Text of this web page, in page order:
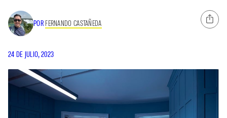
POR FERNANDO CASTAÑEDA
24 DE JULIO, 2023